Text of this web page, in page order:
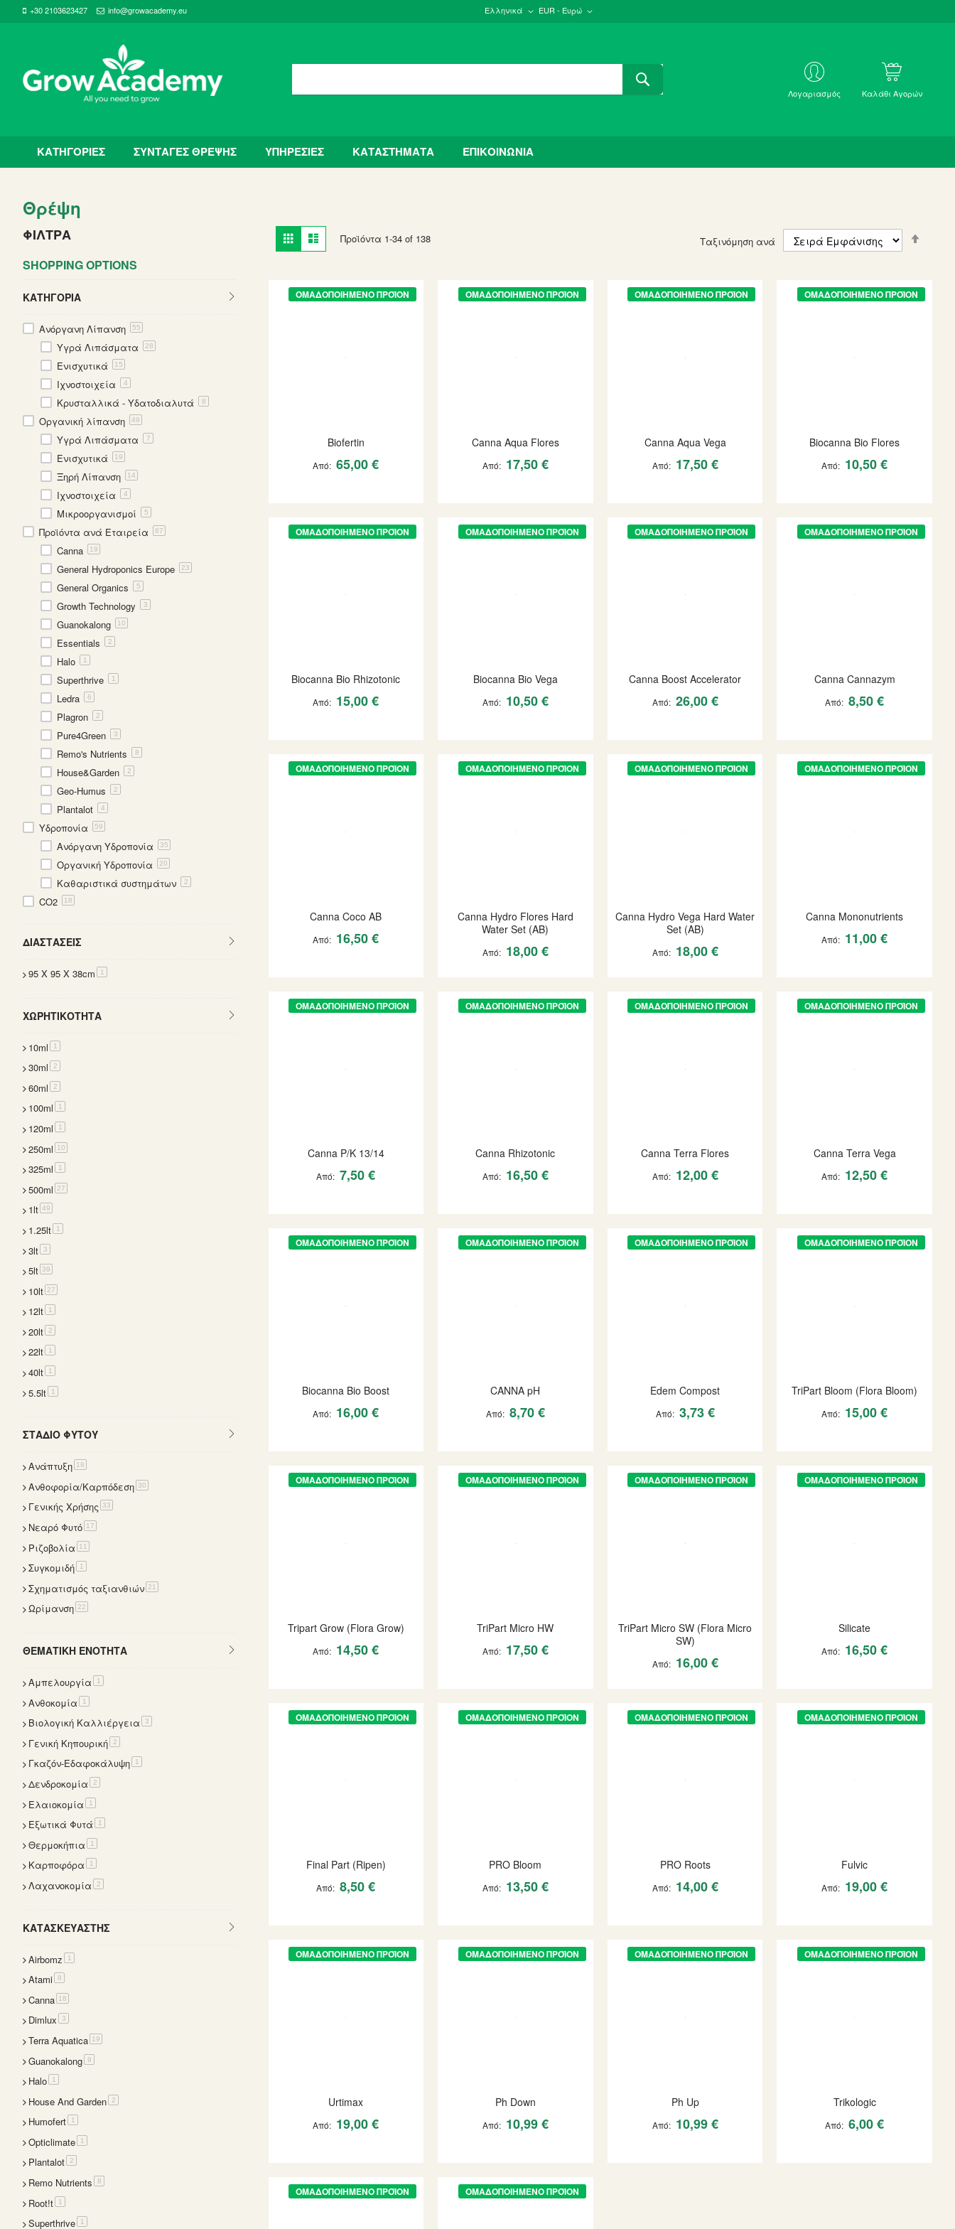
+30 2103623427 info@growacademy.eu Ελληνικά EUR - Ευρώ
ΜΕ
Λογαριασμός Καλάθι Αγορών
ΚΑΤΗΓΟΡΙΕΣ ΣΥΝΤΑΓΕΣ ΘΡΕΨΗΣ ΥΠΗΡΕΣΙΕΣ ΚΑΤΑΣΤΗΜΑΤΑ ΕΠΙΚΟΙΝΩΝΙΑ
Θρέψη
View
as
Grid Προϊόντα 1-34of 138 Ταξινόμηση ανά
ΟΜΑΔΟΠΟΙΗΜΈΝΟ ΠΡΟΪΌΝ
Biofertin
Από 65,00 €
ΟΜΑΔΟΠΟΙΗΜΈΝΟ ΠΡΟΪΌΝ
Canna Aqua Flores
Από 17,50 €
ΟΜΑΔΟΠΟΙΗΜΈΝΟ ΠΡΟΪΌΝ
Canna Aqua Vega
Από 17,50 €
ΟΜΑΔΟΠΟΙΗΜΈΝΟ ΠΡΟΪΌΝ
Biocanna Bio Flores
Από 10,50 €
ΟΜΑΔΟΠΟΙΗΜΈΝΟ ΠΡΟΪΌΝ
Biocanna Bio Rhizotonic
Από 15,00 €
ΟΜΑΔΟΠΟΙΗΜΈΝΟ ΠΡΟΪΌΝ
Biocanna Bio Vega
Από 10,50 €
ΟΜΑΔΟΠΟΙΗΜΈΝΟ ΠΡΟΪΌΝ
Canna Boost Accelerator
Από 26,00 €
ΟΜΑΔΟΠΟΙΗΜΈΝΟ ΠΡΟΪΌΝ
Canna Cannazym
Από 8,50 €
ΟΜΑΔΟΠΟΙΗΜΈΝΟ ΠΡΟΪΌΝ
Canna Coco AB
Από 16,50 €
ΟΜΑΔΟΠΟΙΗΜΈΝΟ ΠΡΟΪΌΝ
Canna Hydro Flores Hard
Water Set (AB)
Από 18,00 €
ΟΜΑΔΟΠΟΙΗΜΈΝΟ ΠΡΟΪΌΝ
Canna Hydro Vega Hard Water
Set (AB)
Από 18,00 €
ΟΜΑΔΟΠΟΙΗΜΈΝΟ ΠΡΟΪΌΝ
Canna Mononutrients
Από 11,00 €
ΟΜΑΔΟΠΟΙΗΜΈΝΟ ΠΡΟΪΌΝ
Canna P/K 13/14
Από 7,50 €
ΟΜΑΔΟΠΟΙΗΜΈΝΟ ΠΡΟΪΌΝ
Canna Rhizotonic
Από 16,50 €
ΟΜΑΔΟΠΟΙΗΜΈΝΟ ΠΡΟΪΌΝ
Canna Terra Flores
Από 12,00 €
ΟΜΑΔΟΠΟΙΗΜΈΝΟ ΠΡΟΪΌΝ
Canna Terra Vega
Από 12,50 €
ΟΜΑΔΟΠΟΙΗΜΈΝΟ ΠΡΟΪΌΝ
Biocanna Bio Boost
Από 16,00 €
ΟΜΑΔΟΠΟΙΗΜΈΝΟ ΠΡΟΪΌΝ
CANNA pH
Από 8,70 €
ΟΜΑΔΟΠΟΙΗΜΈΝΟ ΠΡΟΪΌΝ
Edem Compost
Από 3,73 €
ΟΜΑΔΟΠΟΙΗΜΈΝΟ ΠΡΟΪΌΝ
TriPart Bloom (Flora Bloom)
Από 15,00 €
ΟΜΑΔΟΠΟΙΗΜΈΝΟ ΠΡΟΪΌΝ
Tripart Grow (Flora Grow)
Από 14,50 €
ΟΜΑΔΟΠΟΙΗΜΈΝΟ ΠΡΟΪΌΝ
TriPart Micro HW
Από 17,50 €
ΟΜΑΔΟΠΟΙΗΜΈΝΟ ΠΡΟΪΌΝ
TriPart Micro SW (Flora Micro
SW)
Από 16,00 €
ΟΜΑΔΟΠΟΙΗΜΈΝΟ ΠΡΟΪΌΝ
Silicate
Από 16,50 €
ΟΜΑΔΟΠΟΙΗΜΈΝΟ ΠΡΟΪΌΝ
Final Part (Ripen)
Από 8,50 €
ΟΜΑΔΟΠΟΙΗΜΈΝΟ ΠΡΟΪΌΝ
PRO Bloom
Από 13,50 €
ΟΜΑΔΟΠΟΙΗΜΈΝΟ ΠΡΟΪΌΝ
PRO Roots
Από 14,00 €
ΟΜΑΔΟΠΟΙΗΜΈΝΟ ΠΡΟΪΌΝ
Fulvic
Από 19,00 €
ΟΜΑΔΟΠΟΙΗΜΈΝΟ ΠΡΟΪΌΝ
Urtimax
Από 19,00 €
ΟΜΑΔΟΠΟΙΗΜΈΝΟ ΠΡΟΪΌΝ
Ph Down
Από 10,99 €
ΟΜΑΔΟΠΟΙΗΜΈΝΟ ΠΡΟΪΌΝ
Ph Up
Από 10,99 €
ΟΜΑΔΟΠΟΙΗΜΈΝΟ ΠΡΟΪΌΝ
Trikologic
Από 6,00 €
ΟΜΑΔΟΠΟΙΗΜΈΝΟ ΠΡΟΪΌΝ ΟΜΑΔΟΠΟΙΗΜΈΝΟ ΠΡΟΪΌΝ
ΦΙΛΤΡΑ
SHOPPING OPTIONS
ΚΑΤΗΓΟΡΙΑ
Ανόργανη Λίπανση 55
Υγρά Λιπάσματα 28
Ενισχυτικά 15
Ιχνοστοιχεία 4
Κρυσταλλικά - Υδατοδιαλυτά 8
Οργανική λίπανση 49
Υγρά Λιπάσματα 7
Ενισχυτικά 19
Ξηρή Λίπανση 14
Ιχνοστοιχεία 4
Μικροοργανισμοί 5
Προϊόντα ανά Εταιρεία 87
Canna 19
General Hydroponics Europe 23
General Organics 5
Growth Technology 3
Guanokalong 10
Essentials 2
Halo 1
Superthrive 1
Ledra 6
Plagron 2
Pure4Green 3
Remo's Nutrients 8
House&Garden 2
Geo-Humus 2
Plantalot 4
Υδροπονία 59
Ανόργανη Υδροπονία 35
Οργανική Υδροπονία 20
Καθαριστικά συστημάτων 2
CO2 18
ΔΙΑΣΤΆΣΕΙΣ
95 X 95 X 38cm 1
ΧΩΡΗΤΙΚΌΤΗΤΑ
10ml 1
30ml 2items
60ml 2items
100ml 1
120ml 1
250ml 10
325ml 1
500ml 27
1lt 49
1.25lt 1
3lt 3items
5lt 39
10lt 27
12lt 1
20lt 2items
22lt 1
40lt 1
5.5lt 1
ΣΤΆΔΙΟ ΦΥΤΟΎ
Ανάπτυξη 18
Ανθοφορία/Καρπόδεση 30
Γενικής Χρήσης 33
Νεαρό Φυτό 17
Ριζοβολία 11
Συγκομιδή 1
Σχηματισμός ταξιανθιών 21
Ωρίμανση 22
ΘΕΜΑΤΙΚΉ ΕΝΌΤΗΤΑ
Αμπελουργία 1
Ανθοκομία 1
Βιολογική Καλλιέργεια 3items
Γενική Κηπουρική 2items
Γκαζόν-Εδαφοκάλυψη 1
Δενδροκομία 2items
Ελαιοκομία 1
Εξωτικά Φυτά 1
Θερμοκήπια 1
Καρποφόρα 1
Λαχανοκομία 2items
ΚΑΤΑΣΚΕΥΑΣΤΉΣ
Airbomz 1
Atami 8items
Canna 18
Dimlux 3items
Terra Aquatica 19
Guanokalong 9items
Halo 1
House And Garden 2items
Humofert 1
Opticlimate 1
Plantalot 2items
Remo Nutrients 8items
Root!t 1
Superthrive 1